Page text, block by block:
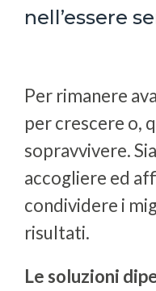
nell’essere
Per rimanere
per crescere o,
sopravvivere.
accogliere ed
condividere i
risultati.
Le soluzioni